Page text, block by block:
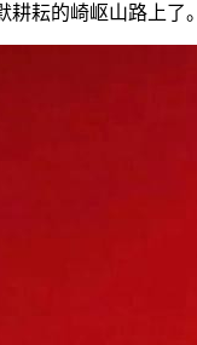
耕耘的崎岖山路上了。